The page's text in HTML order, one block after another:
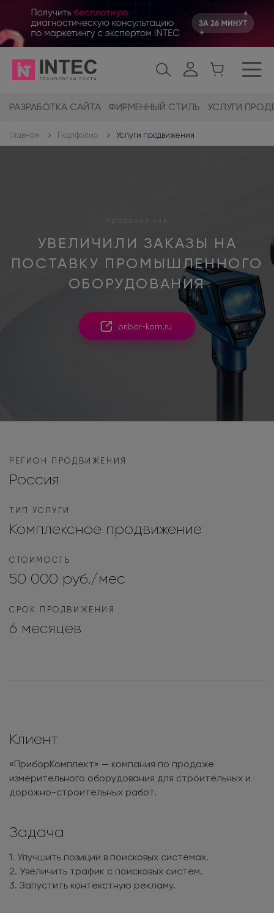
РАЗРАБОТКА САЙТА ФИРМЕННЫЙ СТИЛЬ УСЛУГИ
Главная Портфолио Услуги продвижения
продвижение
УВЕЛИЧИЛИ ЗАКАЗЫ НА
ПОСТАВКУ ПРОМЫШЛЕННОГО
ОБОРУДОВАНИЯ
pribor-kom.ru
РЕГИОН ПРОДВИЖЕНИЯ
Россия
ТИП УСЛУГИ
Комплексное продвижение
СТОИМОСТЬ
50 000 руб./мес
СРОК ПРОДВИЖЕНИЯ
6 месяцев
Клиент
«ПриборКомплект» — компания по продаже
измерительного оборудования для строительных и
дорожно-строительных работ.
Задача
1. Улучшить позиции в поисковых системах.
2. Увеличить трафик с поисковых систем.
3. Запустить контекстную рекламу.